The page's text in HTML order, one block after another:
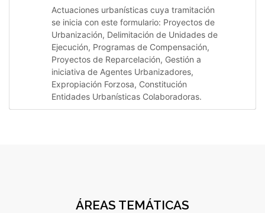
Actuaciones urbanísticas cuya tramitación
se inicia con este formulario: Proyectos de
Urbanización, Delimitación de Unidades de
Ejecución, Programas de Compensación,
Proyectos de Reparcelación, Gestión a
iniciativa de Agentes Urbanizadores,
Expropiación Forzosa, Constitución
Entidades Urbanísticas Colaboradoras.
ÁREAS TEMÁTICAS